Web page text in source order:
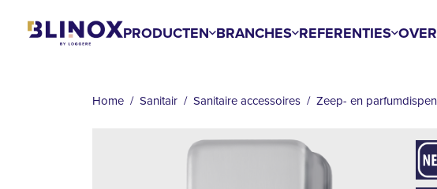
PRODUCTEN BRANCHES REFERENTIES
Home Sanitair Sanitaire accessoires Zeep- en